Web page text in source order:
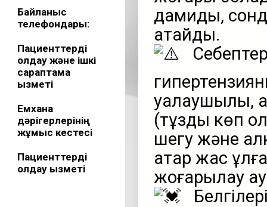
Байланыс
телефондары:
Пациенттерді
қолдау және ішкі
сараптама
қызметі
Емхана
дәрігерлерінің
жұмыс кестесі
Пациенттерді
қолдау қызметі
дамиды,
атайды.
қуалаушылық,
(тұзды көп
шегу және
қатар жас
жоғарылау